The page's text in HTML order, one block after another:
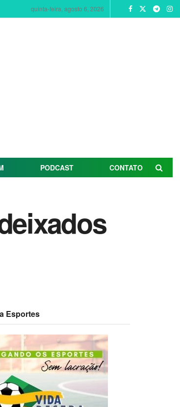
quinta-feira, agosto 6, 2026
PODCAST CONTATO
Esportes